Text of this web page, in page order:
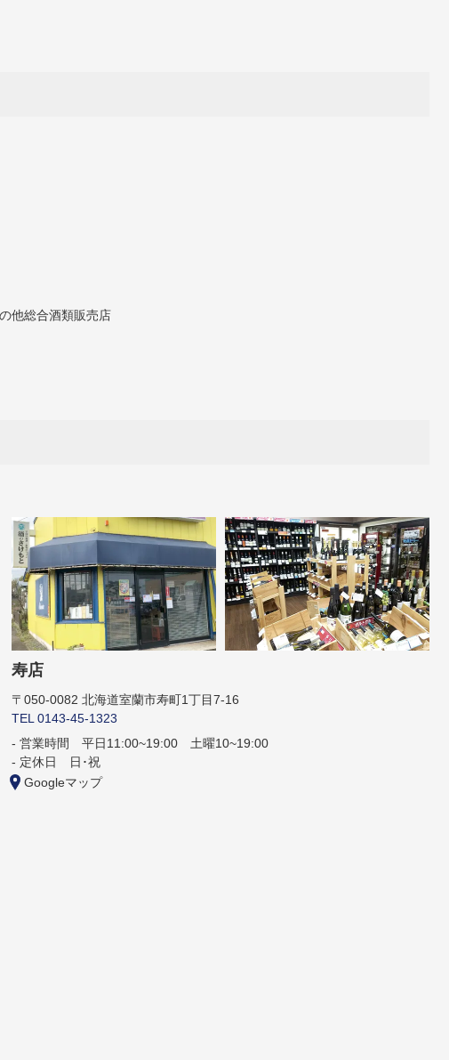
他総合酒類販売店
寿店
〒050-0082 北海道室蘭市寿町1丁目7-16
TEL 0143-45-1323
営業時間 平日11:00~19:00 土曜10~19:00
定休日 日･祝
Googleマップ